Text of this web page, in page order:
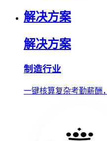
解决方案
解决方案
制造行业
一键核算复杂考勤薪酬